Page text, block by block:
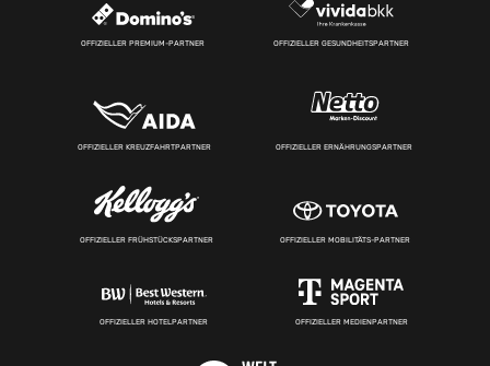
OFFIZIELLER PREMIUM-PARTNER OFFIZIELLER GESUNDHEITSPARTNER
OFFIZIELLER KREUZFAHRTPARTNER OFFIZIELLER ERNÄHRUNGSPARTNER
OFFIZIELLER FRÜHSTÜCKSPARTNER OFFIZIELLER MOBILITÄTS-PARTNER
OFFIZIELLER HOTELPARTNER OFFIZIELLER MEDIENPARTNER